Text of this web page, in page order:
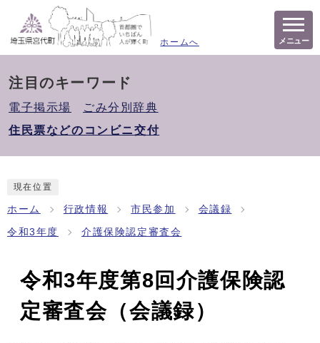
ホームへ メニュー
注目のキーワード
電子掲示場
ごみ分別辞典
住民票などのコンビニ交付
現在位置
ホーム 行政情報 市民参加 会議録
令和3年度 介護保険認定審査会
令和3年度第8回介護保険認
定審査会（会議録）